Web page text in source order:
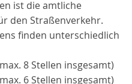
ist die amtliche
den Straßenverkehr.
finden unterschiedlich
8 Stellen insgesamt)
6 Stellen insgesamt)